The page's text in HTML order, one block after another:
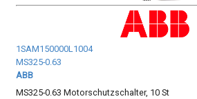
1SAM150000L1004
MS325-0.63
ABB
MS325-0.63 Motorschutzschalter, 10 St